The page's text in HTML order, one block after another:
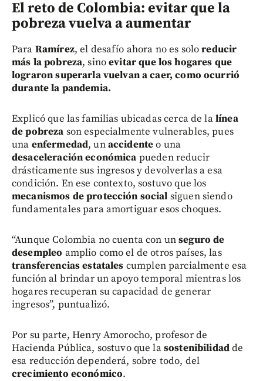
El reto de Colombia: evitar que la
pobreza vuelva a aumentar
Para Ramírez, el desafío ahora no es soloreducir
más la pobreza, sinoevitar que los hogares que
lograron superarla vuelvan a caer, como ocurrió
durante la pandemia.
Explicó que las familias ubicadas cerca de lalínea
de pobreza son especialmente vulnerables, pues
una enfermedad, unaccidenteo una
desaceleración económica pueden reducir
drásticamente sus ingresos y devolverlas a esa
condición. En ese contexto, sostuvo que los
mecanismos de protección social siguen siendo
fundamentales para amortiguar esos choques.
“Aunque Colombia no cuenta con unseguro de
desempleo amplio como el de otros países, las
transferencias estatales cumplen parcialmente esa
función al brindar un apoyo temporal mientras los
hogares recuperan su capacidad de generar
ingresos”, puntualizó.
Por su parte, Henry Amorocho, profesor de
Hacienda Pública, sostuvo que lasostenibilidadde
esa reducción dependerá, sobre todo, del
crecimiento económico.